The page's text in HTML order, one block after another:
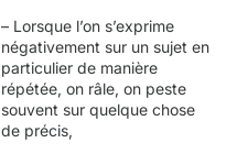
– Lorsque l’on s’exprime
négativement sur un sujet en
particulier de manière
répétée, on râle, on peste
souvent sur quelque chose
de précis,